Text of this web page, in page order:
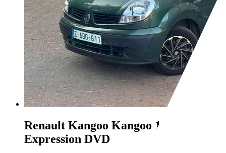
Renault Kangoo Kangoo 1.6i 16v
Expression DVD